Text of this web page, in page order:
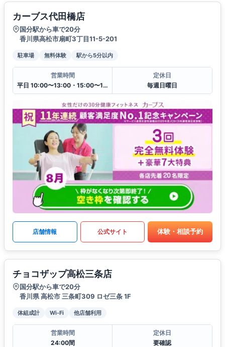
カーブス代田橋店
国分駅から車で20分
香川県高松市扇町3丁目11-5-201
駐車場 無料体験 駅から5分以内
営業時間
平日 10:00〜13:00・15:00〜19:00
定休日
毎週日曜日
店舗情報 公式サイト 体験・相談予約
チョコザップ高松三条店
国分駅から車で20分
香川県 高松市 三条町309 ロゼ三条 1F
体組成計 Wi-Fi 他店舗利用
営業時間
24:00間
定休日
要確認